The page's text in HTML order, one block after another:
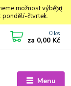
možnost výběru:
pondělí-čtvrtek.
Menu
0 ks
za 0,00 Kč